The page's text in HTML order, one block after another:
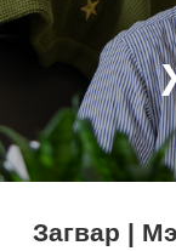
Загвар |